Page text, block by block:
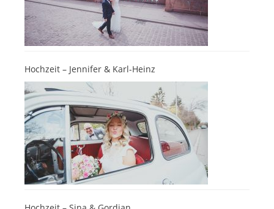
Hochzeit – Jennifer & Karl-Heinz